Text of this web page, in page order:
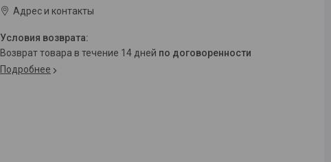
Адрес и контакты
возврат товара в течение 14 дней по договоренности
Подробнее